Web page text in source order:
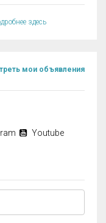
здесь
мои объявления
Youtube